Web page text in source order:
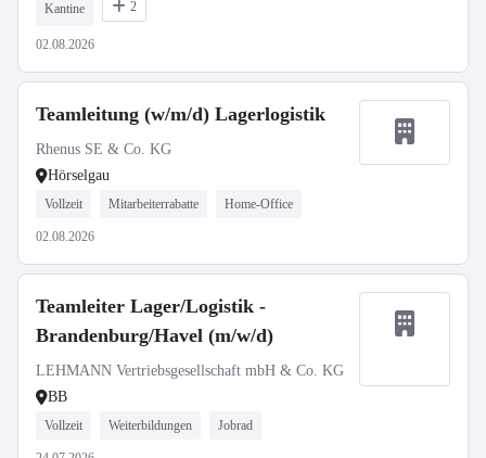
Kantine 2
02.08.2026
Teamleitung (w/m/d) Lagerlogistik
Rhenus SE & Co. KG
Hörselgau
Vollzeit Mitarbeiterrabatte Home-Office
02.08.2026
Teamleiter Lager/Logistik -
Brandenburg/Havel (m/w/d)
LEHMANN Vertriebsgesellschaft mbH & Co. KG
BB
Vollzeit Weiterbildungen Jobrad